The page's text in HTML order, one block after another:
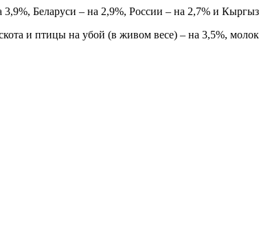
Беларуси – на 2,9%, России – на 2,7% и
и птицы на убой (в живом весе) – на 3,5%,